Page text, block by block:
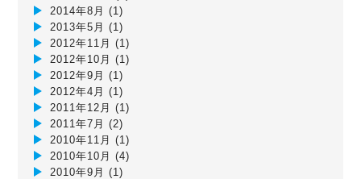
2014年8月 (1)
2013年5月 (1)
2012年11月 (1)
2012年10月 (1)
2012年9月 (1)
2012年4月 (1)
2011年12月 (1)
2011年7月 (2)
2010年11月 (1)
2010年10月 (4)
2010年9月 (1)